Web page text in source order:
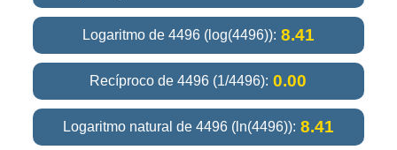
Logaritmo de 4496 (log(4496)): 8.41
Recíproco de 4496 (1/4496): 0.00
Logaritmo natural de 4496 (ln(4496)): 8.41